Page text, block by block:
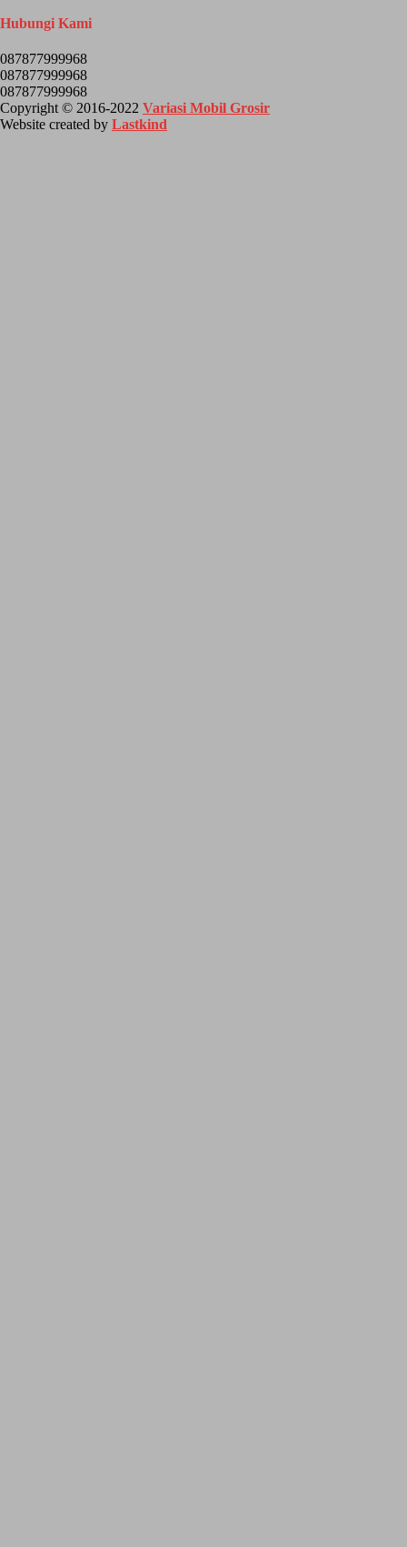
Hubungi Kami
087877999968
087877999968
087877999968
Copyright © 2016-2022 Variasi Mobil Grosir
Website created by Lastkind